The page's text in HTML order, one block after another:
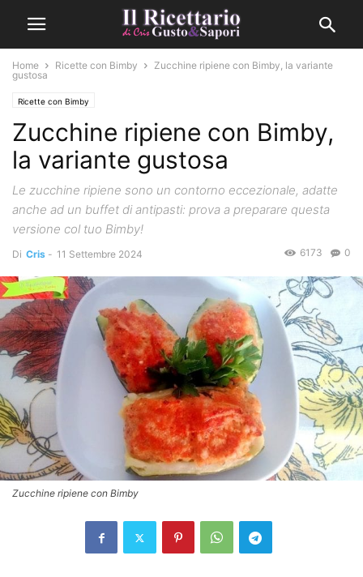
Home Ricette con Bimby
Zucchine ripiene con Bimby, la variante
gustosa
Ricette con Bimby
Zucchine ripiene con Bimby,
la variante gustosa
Le zucchine ripiene sono un contorno eccezionale, adatte
anche ad un buffet di antipasti: prova a preparare questa
versione col tuo Bimby!
Di Cris - 11 Settembre 2024 0
6173
Zucchine ripiene con Bimby